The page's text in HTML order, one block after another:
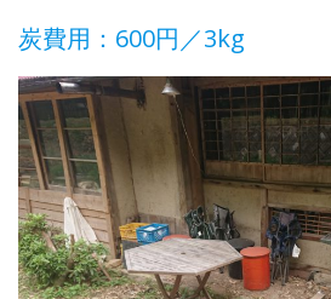
炭費用：600円／3kg